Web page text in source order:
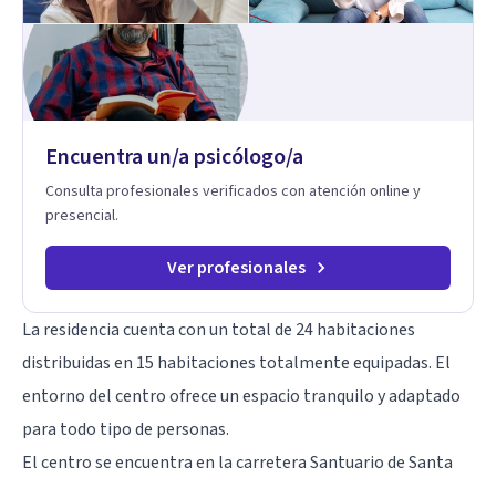
Encuentra un/a psicólogo/a
Consulta profesionales verificados con atención online y
presencial.
Ver profesionales
La residencia cuenta con un total de 24 habitaciones
distribuidas en 15 habitaciones totalmente equipadas. El
entorno del centro ofrece un espacio tranquilo y adaptado
para todo tipo de personas.
El centro se encuentra en la carretera Santuario de Santa